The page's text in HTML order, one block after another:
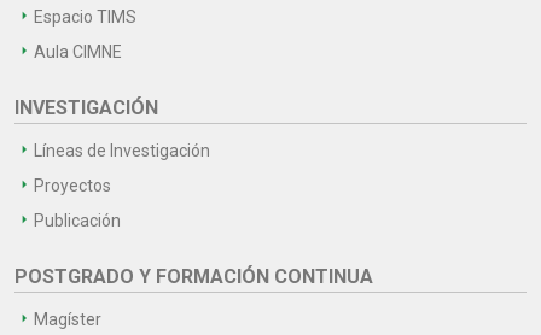
Espacio TIMS
Aula CIMNE
INVESTIGACIÓN
Líneas de Investigación
Proyectos
Publicación
POSTGRADO Y FORMACIÓN CONTINUA
Magíster